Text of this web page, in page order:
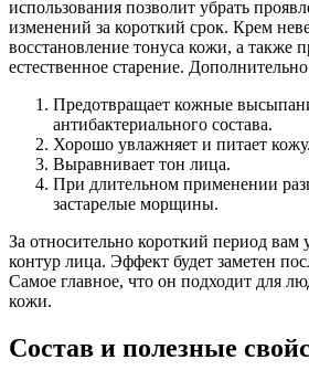
использования позволит убрать
изменений за короткий срок. Крем
восстановление тонуса кожи, а также
естественное старение.
Предотвращает кожные
антибактериального состава.
Хорошо увлажняет и питает кожу.
Выравнивает тон лица.
При длительном применении
застарелые морщины.
За относительно короткий период вам
контур лица. Эффект будет заметен
Самое главное, что он подходит для
кожи.
Состав и полезные